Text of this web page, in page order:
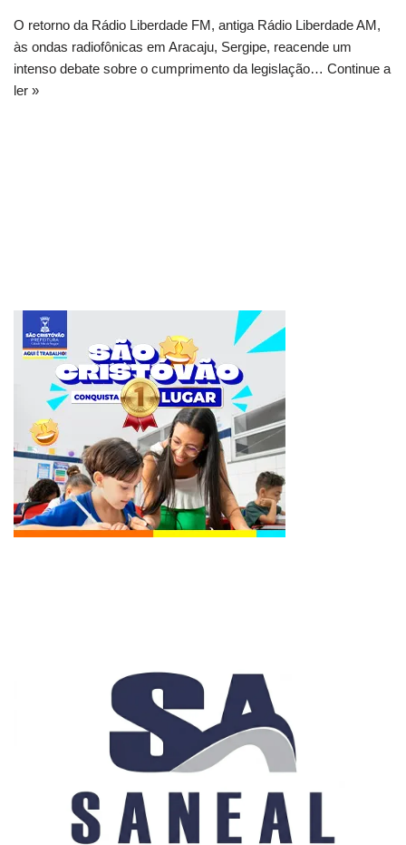
O retorno da Rádio Liberdade FM, antiga Rádio Liberdade AM,
às ondas radiofônicas em Aracaju, Sergipe, reacende um
intenso debate sobre o cumprimento da legislação… Continue a
ler »